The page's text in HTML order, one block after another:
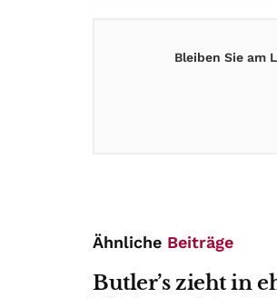
Bleiben Sie am
Ähnliche Beiträge
Butler’s zieht in